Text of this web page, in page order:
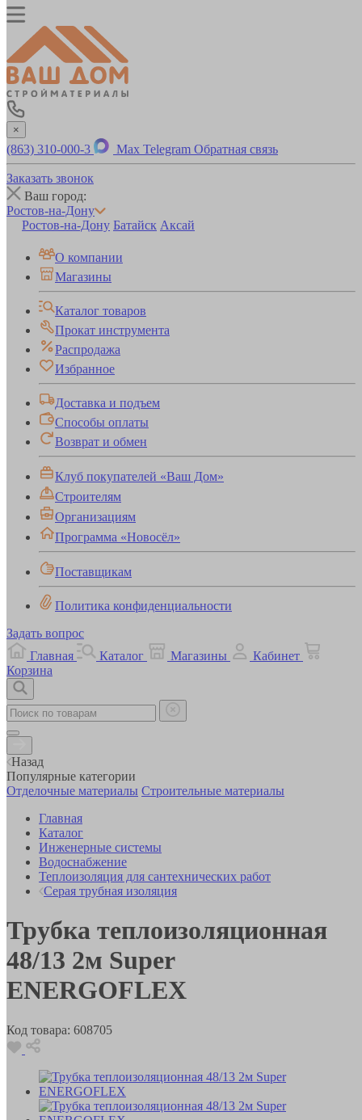
×
(863) 310-000-3 Max Telegram Обратная связь
Заказать звонок
Ваш город:
Ростов-на-Дону
Ростов-на-Дону Батайск Аксай
О компании
Магазины
Каталог товаров
Прокат инструмента
Распродажа
Избранное
Доставка и подъем
Способы оплаты
Возврат и обмен
Клуб покупателей «Ваш Дом»
Строителям
Организациям
Программа «Новосёл»
Поставщикам
Политика конфиденциальности
Задать вопрос
Главная
Каталог Магазины
Кабинет
Корзина
Назад
Популярные категории
Отделочные материалы Строительные материалы
Главная
Каталог
Инженерные системы
Водоснабжение
Теплоизоляция для сантехнических работ
Серая трубная изоляция
Трубка теплоизоляционная
48/13 2м Super
ENERGOFLEX
Код товара: 608705